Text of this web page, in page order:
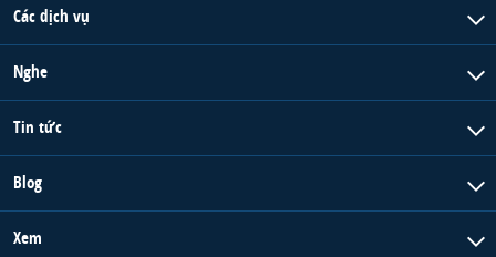
Các dịch vụ
Nghe
Tin tức
Blog
Xem